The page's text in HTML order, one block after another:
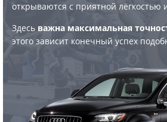
открываются с приятной
Здесь важна максимальная
этого зависит конечный успех